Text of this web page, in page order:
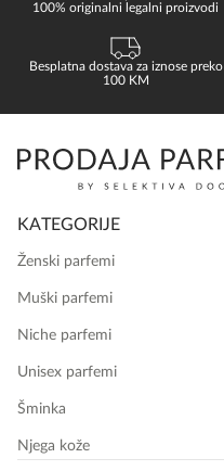
100% originalni legalni proizvodi
Besplatna dostava za iznose preko
100 KM
KATEGORIJE
Ženski parfemi
Muški parfemi
Niche parfemi
Unisex parfemi
Šminka
Njega kože